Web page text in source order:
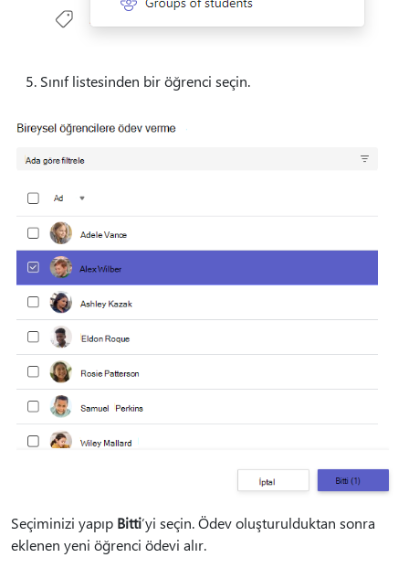
Sınıf listesinden bir öğrenci seçin.
Seçiminizi yapıp Bitti’yi seçin. Ödev oluşturulduktan sonra
eklenen yeni öğrenci ödevi alır.